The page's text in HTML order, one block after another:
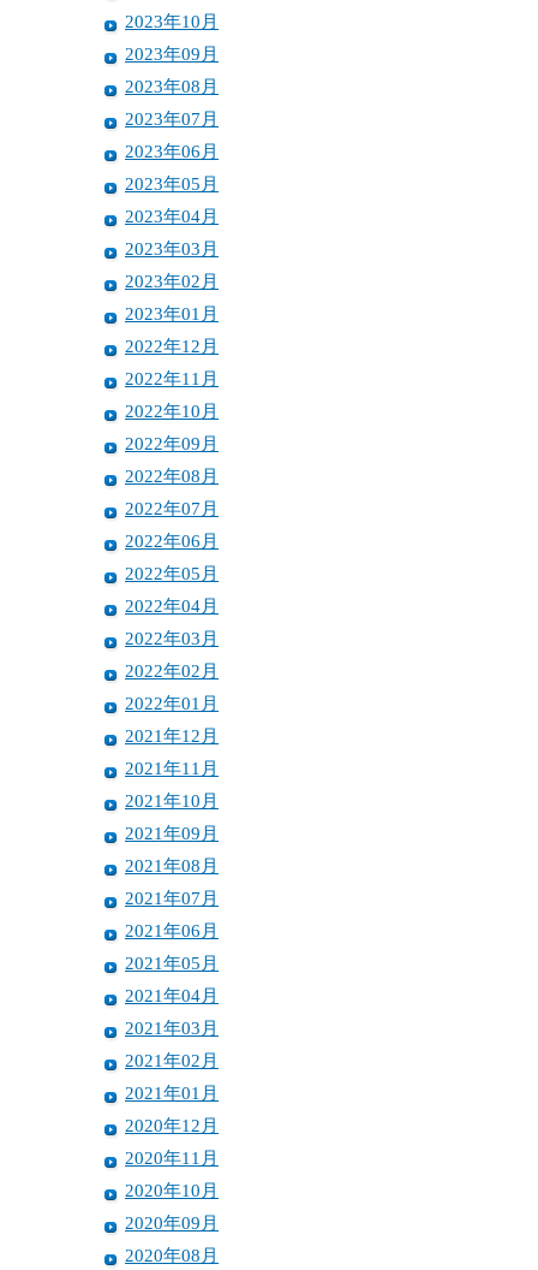
2023年10月
2023年09月
2023年08月
2023年07月
2023年06月
2023年05月
2023年04月
2023年03月
2023年02月
2023年01月
2022年12月
2022年11月
2022年10月
2022年09月
2022年08月
2022年07月
2022年06月
2022年05月
2022年04月
2022年03月
2022年02月
2022年01月
2021年12月
2021年11月
2021年10月
2021年09月
2021年08月
2021年07月
2021年06月
2021年05月
2021年04月
2021年03月
2021年02月
2021年01月
2020年12月
2020年11月
2020年10月
2020年09月
2020年08月